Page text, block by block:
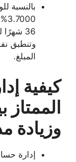
بالنسبة
وتنطبق
المبلغ.
كيفية
الممتاز
وزيادة
إدارة